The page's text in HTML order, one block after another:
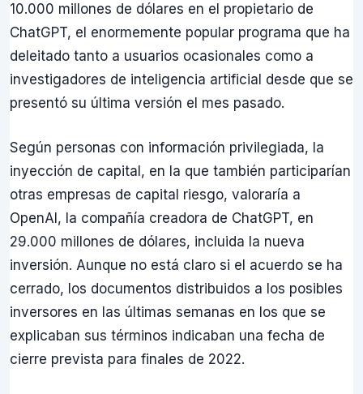
10.000 millones de dólares en el propietario de
ChatGPT, el enormemente popular programa que ha
deleitado tanto a usuarios ocasionales como a
investigadores de inteligencia artificial desde que se
presentó su última versión el mes pasado.
Según personas con información privilegiada, la
inyección de capital, en la que también participarían
otras empresas de capital riesgo, valoraría a
OpenAI, la compañía creadora de ChatGPT, en
29.000 millones de dólares, incluida la nueva
inversión. Aunque no está claro si el acuerdo se ha
cerrado, los documentos distribuidos a los posibles
inversores en las últimas semanas en los que se
explicaban sus términos indicaban una fecha de
cierre prevista para finales de 2022.